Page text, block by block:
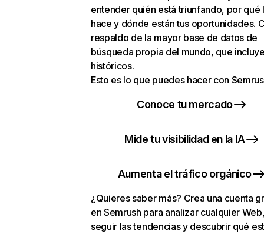
entender quién está triunfando, por qué
hace y dónde están tus oportunidades.
respaldo de la mayor base de datos de
búsqueda propia del mundo, que
históricos.
Esto es lo que puedes hacer con
Conoce tu mercado
Mide tu visibilidad en la IA
Aumenta el tráfico orgánico
¿Quieres saber más? Crea una cuenta
en Semrush para analizar cualquier
seguir las tendencias y descubrir qué